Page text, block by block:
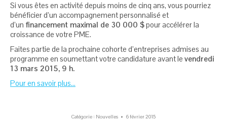
Si vous êtes en activité depuis moins de cinq ans, vous pourriez
bénéficier d’un accompagnement personnalisé et
d’un financement maximal de 30 000 $pour accélérer la
croissance de votre PME.
Faites partie de la prochaine cohorte d’entreprises admises au
programme en soumettant votre candidature avant le vendredi
13 mars 2015, 9 h.
Pour en savoir plus…
Catégorie : Nouvelles 6 février 2015